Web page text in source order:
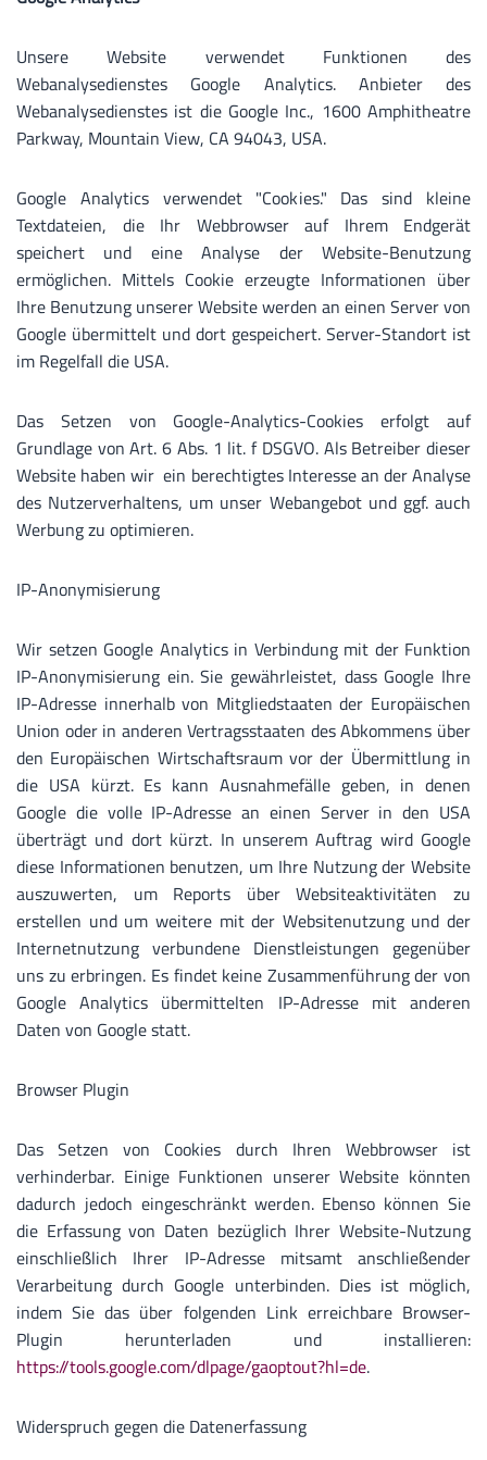
Unsere Website verwendet Funktionen des
Webanalysedienstes Google Analytics. Anbieter des
Webanalysedienstes ist die Google Inc., 1600 Amphitheatre
Parkway, Mountain View, CA 94043, USA.
Google Analytics verwendet "Cookies." Das sind kleine
Textdateien, die Ihr Webbrowser auf Ihrem Endgerät
speichert und eine Analyse der Website-Benutzung
ermöglichen. Mittels Cookie erzeugte Informationen über
Ihre Benutzung unserer Website werden an einen Server von
Google übermittelt und dort gespeichert. Server-Standort ist
im Regelfall die USA.
Das Setzen von Google-Analytics-Cookies erfolgt auf
Grundlage von Art. 6 Abs. 1 lit. f DSGVO. Als Betreiber dieser
Website haben wir ein berechtigtes Interesse an der Analyse
des Nutzerverhaltens, um unser Webangebot und ggf. auch
Werbung zu optimieren.
IP-Anonymisierung
Wir setzen Google Analytics in Verbindung mit der Funktion
IP-Anonymisierung ein. Sie gewährleistet, dass Google Ihre
IP-Adresse innerhalb von Mitgliedstaaten der Europäischen
Union oder in anderen Vertragsstaaten des Abkommens über
den Europäischen Wirtschaftsraum vor der Übermittlung in
die USA kürzt. Es kann Ausnahmefälle geben, in denen
Google die volle IP-Adresse an einen Server in den USA
überträgt und dort kürzt. In unserem Auftrag wird Google
diese Informationen benutzen, um Ihre Nutzung der Website
auszuwerten, um Reports über Websiteaktivitäten zu
erstellen und um weitere mit der Websitenutzung und der
Internetnutzung verbundene Dienstleistungen gegenüber
uns zu erbringen. Es findet keine Zusammenführung der von
Google Analytics übermittelten IP-Adresse mit anderen
Daten von Google statt.
Browser Plugin
Das Setzen von Cookies durch Ihren Webbrowser ist
verhinderbar. Einige Funktionen unserer Website könnten
dadurch jedoch eingeschränkt werden. Ebenso können Sie
die Erfassung von Daten bezüglich Ihrer Website-Nutzung
einschließlich Ihrer IP-Adresse mitsamt anschließender
Verarbeitung durch Google unterbinden. Dies ist möglich,
indem Sie das über folgenden Link erreichbare Browser-
Plugin herunterladen und installieren:
https://tools.google.com/dlpage/gaoptout?hl=de.
Widerspruch gegen die Datenerfassung